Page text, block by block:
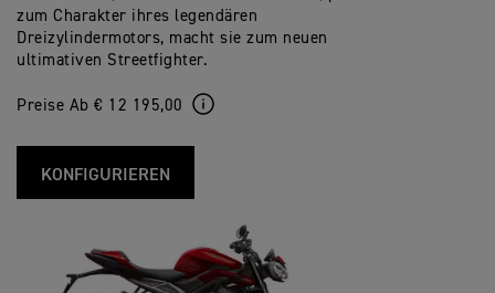
zum Charakter ihres legendären
Dreizylindermotors, macht sie zum neuen
ultimativen Streetfighter.
Preise Ab € 12 195,00
KONFIGURIEREN